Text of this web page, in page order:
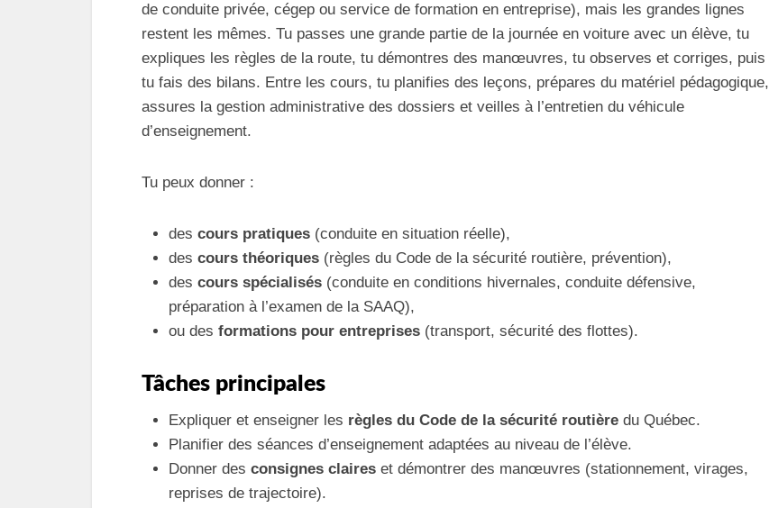
de conduite privée, cégep ou service de formation en entreprise), mais les grandes lignes
restent les mêmes. Tu passes une grande partie de la journée en voiture avec un élève, tu
expliques les règles de la route, tu démontres des manœuvres, tu observes et corriges, puis
tu fais des bilans. Entre les cours, tu planifies des leçons, prépares du matériel pédagogique,
assures la gestion administrative des dossiers et veilles à l’entretien du véhicule
d’enseignement.
Tu peux donner :
des cours pratiques (conduite en situation réelle),
des cours théoriques (règles du Code de la sécurité routière, prévention),
des cours spécialisés (conduite en conditions hivernales, conduite défensive,
préparation à l’examen de la SAAQ),
ou des formations pour entreprises (transport, sécurité des flottes).
Tâches principales
Expliquer et enseigner les règles du Code de la sécurité routière du Québec.
Planifier des séances d’enseignement adaptées au niveau de l’élève.
Donner des consignes claires et démontrer des manœuvres (stationnement, virages,
reprises de trajectoire).